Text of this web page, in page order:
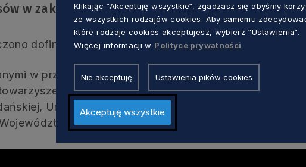
w zakresie równości szans i unikania
dofinansowanie wysokości 200 tys. euro.
w przygotowanie kampanii są w szczególności:
Wolna Przedsiębiorczość, Regionalny
Urząd Marszałkowski Województwa
Pomorskiego w Brukseli.
Klikając “Akceptuję wszystkie“, zgadzasz się abyśmy
ze wszystkich rodzajów cookies. Aby samemu
które rodzaje cookies akceptujesz, wybierz “Ustawienia“.
Więcej informacji w Polityce prywatności
Nie akceptuję Ustawienia pików cookies
Akceptuję wszystkie